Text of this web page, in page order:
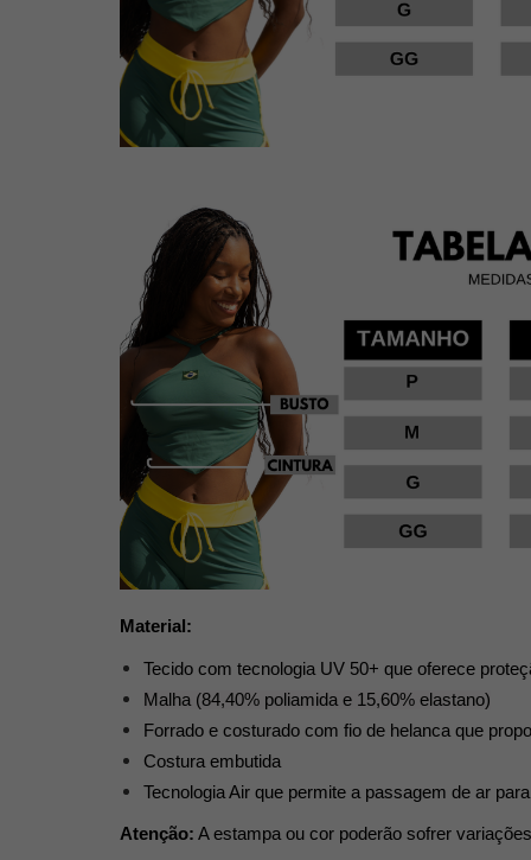
Material:
Tecido com tecnologia UV 50+ que oferece
Malha (84,40% poliamida e 15,60% elastano)
Forrado e costurado com fio de helanca que
Costura embutida
Tecnologia Air que permite a passagem de ar
Atenção: A estampa ou cor poderão sofrer